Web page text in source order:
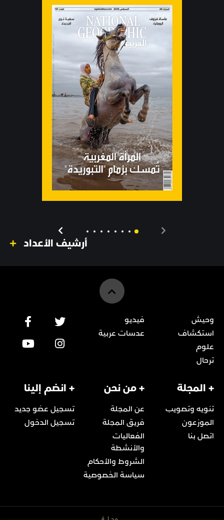
أرشيف الأعداد
وحيش
استكشاف
علوم
ترحال
فيديو
عدسات عربية
+ المجلة
تنويه وتصويب
الموزعون
اتصل بنا
+ من نحن
عن المجلة
فريق المجلة
الفعاليات
والأنشطة
الشروط والأحكام
سياسة الخصوصية
+ انضم إلينا
تسجيل عضو جديد
تسجيل الدخول